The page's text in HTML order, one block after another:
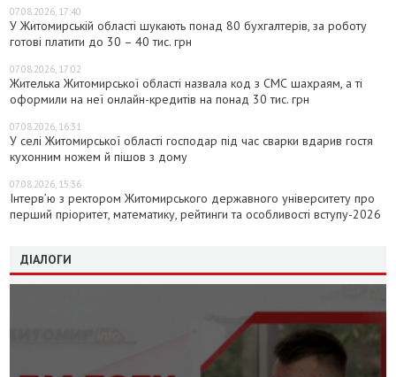
07.08.2026, 17:40
У Житомирській області шукають понад 80 бухгалтерів, за роботу
готові платити до 30 – 40 тис. грн
07.08.2026, 17:02
Жителька Житомирської області назвала код з СМС шахраям, а ті
оформили на неї онлайн-кредитів на понад 30 тис. грн
07.08.2026, 16:31
У селі Житомирської області господар під час сварки вдарив гостя
кухонним ножем й пішов з дому
07.08.2026, 15:36
Інтерв’ю з ректором Житомирського державного університету про
перший пріоритет, математику, рейтинги та особливості вступу-2026
ДІАЛОГИ